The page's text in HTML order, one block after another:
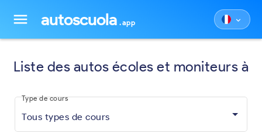
menu autoscuola .app keyboard_arrow_down
Liste des autos écoles et moniteurs à
Tous types de cours
Type de cours